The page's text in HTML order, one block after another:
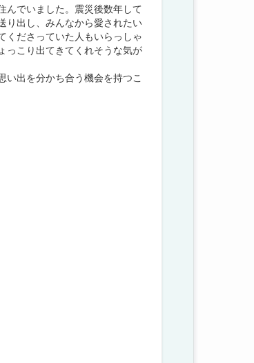
でいました。震災後数年して
り出し、みんなから愛されたい
くださっていた人もいらっしゃ
っこり出てきてくれそうな気が
出を分かち合う機会を持つこ